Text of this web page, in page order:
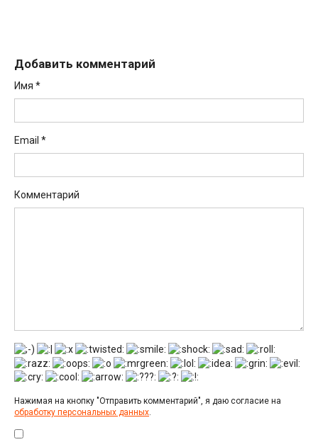
Добавить комментарий
Имя *
Email *
Комментарий
Нажимая на кнопку "Отправить комментарий", я даю согласие на
обработку персональных данных.